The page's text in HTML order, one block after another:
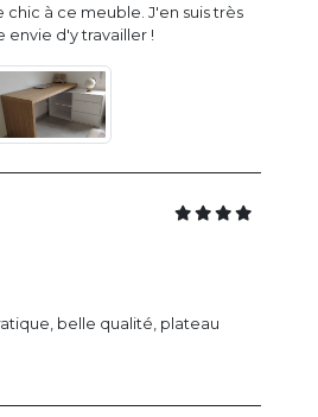
à ce meuble. J'en suis très
envie d'y travailler !
belle qualité, plateau